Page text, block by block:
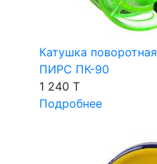
Катушка поворотная
ПИРС ПК-90
1 240 T
Подробнее